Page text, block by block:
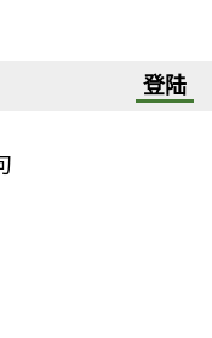
登陆